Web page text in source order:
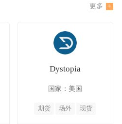
更多
Dystopia
国家：美国
期货 场外 现货